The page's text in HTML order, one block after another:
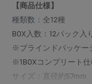
【商品仕様】
種類数：全12種
BOX入数：12パック入
※ブラインドパッケー
※1BOXコンプリート仕
サイズ：直径約57mm